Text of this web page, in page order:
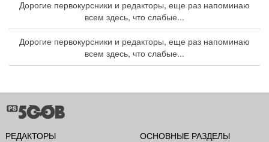
Дорогие первокурсники и редакторы, еще раз напоминаю
всем здесь, что слабые...
Дорогие первокурсники и редакторы, еще раз напоминаю
всем здесь, что слабые...
РЕДАКТОРЫ ОСНОВНЫЕ РАЗДЕЛЫ